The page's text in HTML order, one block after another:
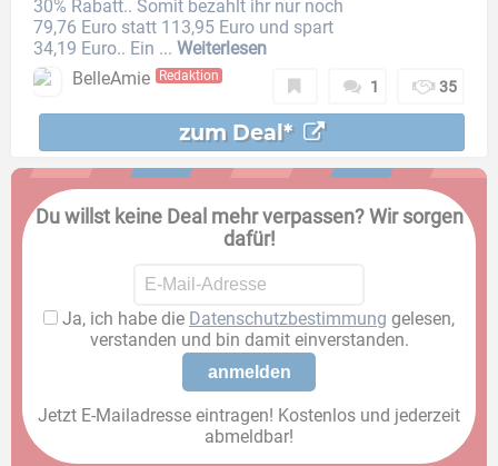
30% Rabatt.. Somit bezahlt ihr nur noch
79,76 Euro statt 113,95 Euro und spart
34,19 Euro.. Ein ... Weiterlesen
BelleAmie Redaktion
1 35
zum Deal*
Du willst keine Deal mehr verpassen? Wir sorgen
dafür!
Ja, ich habe die Datenschutzbestimmung gelesen,
verstanden und bin damit einverstanden.
Jetzt E-Mailadresse eintragen! Kostenlos und jederzeit
abmeldbar!